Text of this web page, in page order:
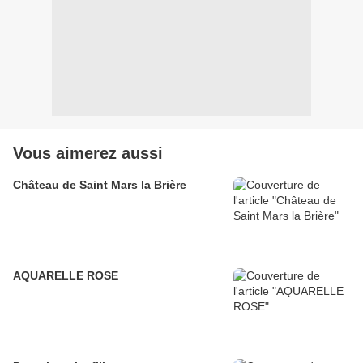
Vous aimerez aussi
Château de Saint Mars la Brière
AQUARELLE ROSE